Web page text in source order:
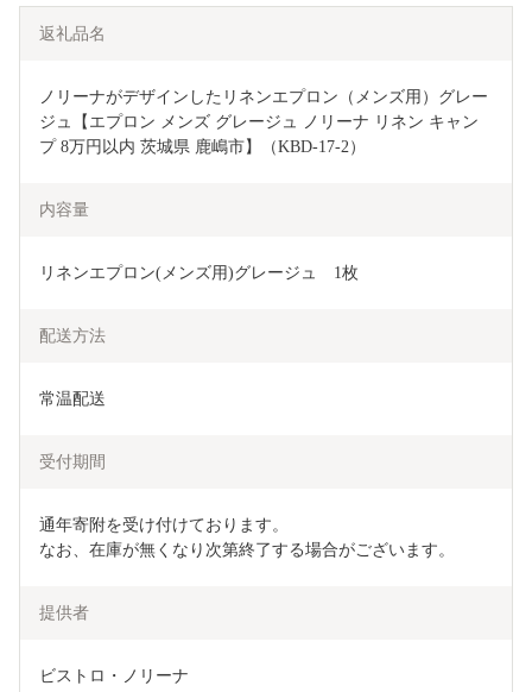
返礼品名
ノリーナがデザインしたリネンエプロン（メンズ用）グレー
ジュ【エプロン メンズ グレージュ ノリーナ リネン キャン
プ 8万円以内 茨城県 鹿嶋市】（KBD-17-2）
内容量
リネンエプロン(メンズ用)グレージュ　1枚
配送方法
常温配送
受付期間
通年寄附を受け付けております。
なお、在庫が無くなり次第終了する場合がございます。
提供者
ビストロ・ノリーナ